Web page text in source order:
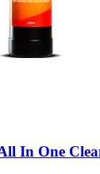
In One